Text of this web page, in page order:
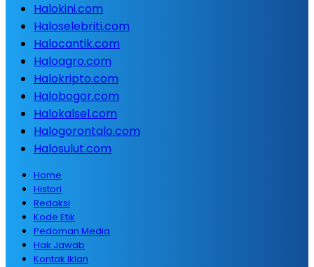
Halokini.com
Haloselebriti.com
Halocantik.com
Haloagro.com
Halokripto.com
Halobogor.com
Halokalsel.com
Halogorontalo.com
Halosulut.com
Home
Histori
Redaksi
Kode Etik
Pedoman Media
Hak Jawab
Kontak Iklan